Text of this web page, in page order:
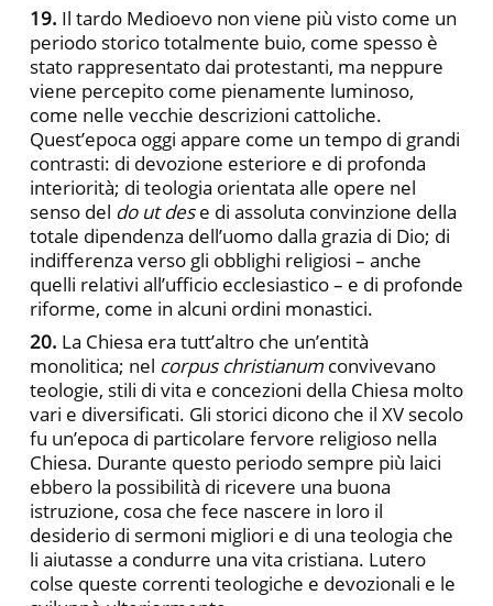
19. Il tardo Medioevo non viene più visto come un
periodo storico totalmente buio, come spesso è
stato rappresentato dai protestanti, ma neppure
viene percepito come pienamente luminoso,
come nelle vecchie descrizioni cattoliche.
Quest’epoca oggi appare come un tempo di grandi
contrasti: di devozione esteriore e di profonda
interiorità; di teologia orientata alle opere nel
senso del do ut dese di assoluta convinzione della
totale dipendenza dell’uomo dalla grazia di Dio; di
indifferenza verso gli obblighi religiosi – anche
quelli relativi all’ufficio ecclesiastico – e di profonde
riforme, come in alcuni ordini monastici.
20. La Chiesa era tutt’altro che un’entità
monolitica; nel corpus christianum convivevano
teologie, stili di vita e concezioni della Chiesa molto
vari e diversificati. Gli storici dicono che il XV secolo
fu un’epoca di particolare fervore religioso nella
Chiesa. Durante questo periodo sempre più laici
ebbero la possibilità di ricevere una buona
istruzione, cosa che fece nascere in loro il
desiderio di sermoni migliori e di una teologia che
li aiutasse a condurre una vita cristiana. Lutero
colse queste correnti teologiche e devozionali e le